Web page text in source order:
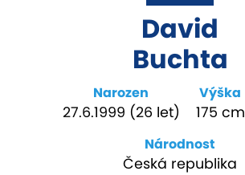
David
Buchta
Narozen
27.6.1999 (26 let)
Výška
175 cm
Národnost
Česká republika